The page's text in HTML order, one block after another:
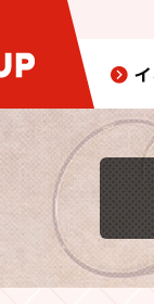
ブ
島
市